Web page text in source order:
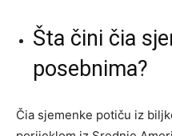
Šta čini čia
posebnima?
Čia sjemenke potiču iz